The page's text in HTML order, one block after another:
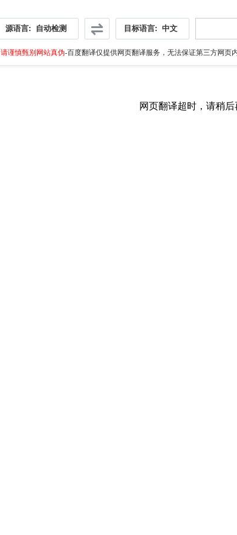
源语言: 自动检测 目标语言: 中文
请谨慎甄别网站真伪-百度翻译仅提供网页翻译服务，无法保证第三方网页